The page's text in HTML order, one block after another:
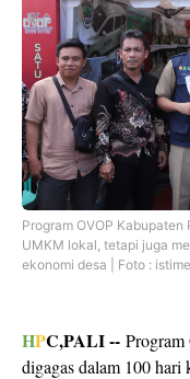
Program OVOP
UMKM lokal, tetapi juga
ekonomi desa | Foto :
HPC,PALI --
digagas dalam 100